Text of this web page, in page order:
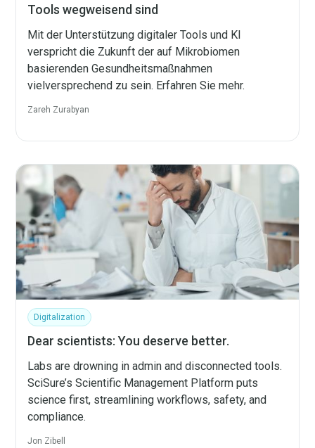
Tools wegweisend sind
Mit der Unterstützung digitaler Tools und KI
verspricht die Zukunft der auf Mikrobiomen
basierenden Gesundheitsmaßnahmen
vielversprechend zu sein. Erfahren Sie mehr.
Zareh Zurabyan
Digitalization
Dear scientists: You deserve better.
Labs are drowning in admin and disconnected tools.
SciSure’s Scientific Management Platform puts
science first, streamlining workflows, safety, and
compliance.
Jon Zibell